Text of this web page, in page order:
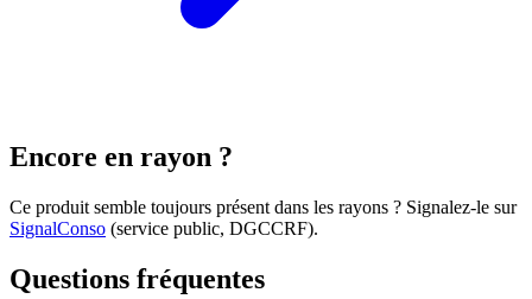
Encore en rayon ?
Ce produit semble toujours présent dans les rayons ? Signalez-le sur
SignalConso (service public, DGCCRF).
Questions fréquentes